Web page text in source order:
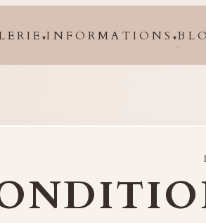
▾INFORMATIONS▾